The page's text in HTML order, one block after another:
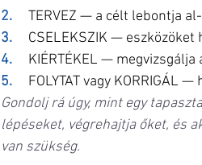
2. TERVEZ — a célt lebontja
3. CSELEKSZIK —
4. KIÉRTÉKEL —
5. FOLYTAT vagy KORRIGÁL
Gondolj rá úgy, mint egy
lépéseket, végrehajtja őket, és
van szükség.